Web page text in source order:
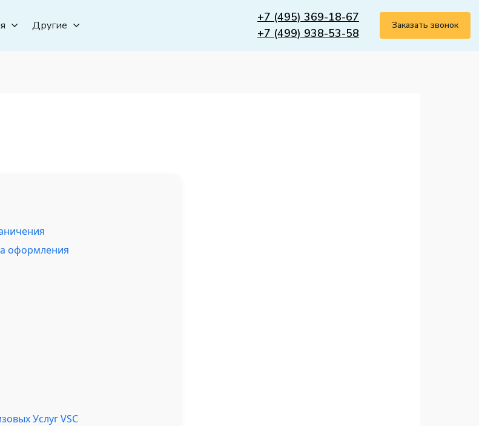
Другие
+7 (495) 369-18-67
+7 (499) 938-53-58
Заказать звонок
оформления
Услуг VSC